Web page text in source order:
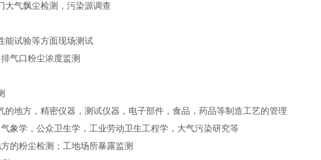
气飘尘检测，污染源调查
试验等方面现场测试
气口粉尘浓度监测
地方，精密仪器，测试仪器，电子部件，食品，药品等制造工艺的管理
学，公众卫生学，工业劳动卫生工程学，大气污染研究等
粉尘检测；工地场所暴露监测